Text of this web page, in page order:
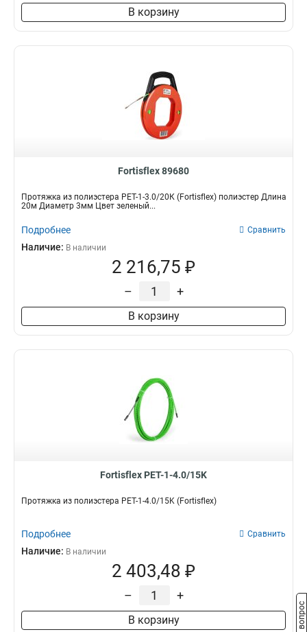
В корзину
Fortisflex 89680
Протяжка из полиэстера PET-1-3.0/20К (Fortisflex) полиэстер Длина
20м Диаметр 3мм Цвет зеленый...
Подробнее Сравнить
Наличие: В наличии
2 216,75 ₽
– +
В корзину
Fortisflex PET-1-4.0/15K
Протяжка из полиэстера PET-1-4.0/15K (Fortisflex)
Подробнее Сравнить
Наличие: В наличии
2 403,48 ₽
– +
В корзину